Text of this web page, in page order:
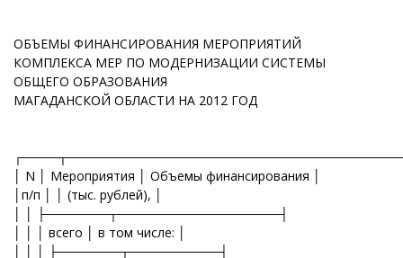
ОБЪЕМЫ ФИНАНСИРОВАНИЯ МЕРОПРИЯТИЙ
КОМПЛЕКСА МЕР ПО МОДЕРНИЗАЦИИ СИСТЕМЫ
ОБЩЕГО ОБРАЗОВАНИЯ
МАГАДАНСКОЙ ОБЛАСТИ НА 2012 ГОД
│ N │ Мероприятия │ Объемы финансирования │
│п/п │ │ (тыс. рублей), │
│ │ ├───────┬──────────────────┤
│ │ │ всего │ в том числе: │
│ │ │ ├───────┬──────────┤